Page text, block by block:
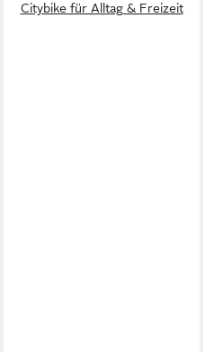
Citybike für Alltag & Freizeit